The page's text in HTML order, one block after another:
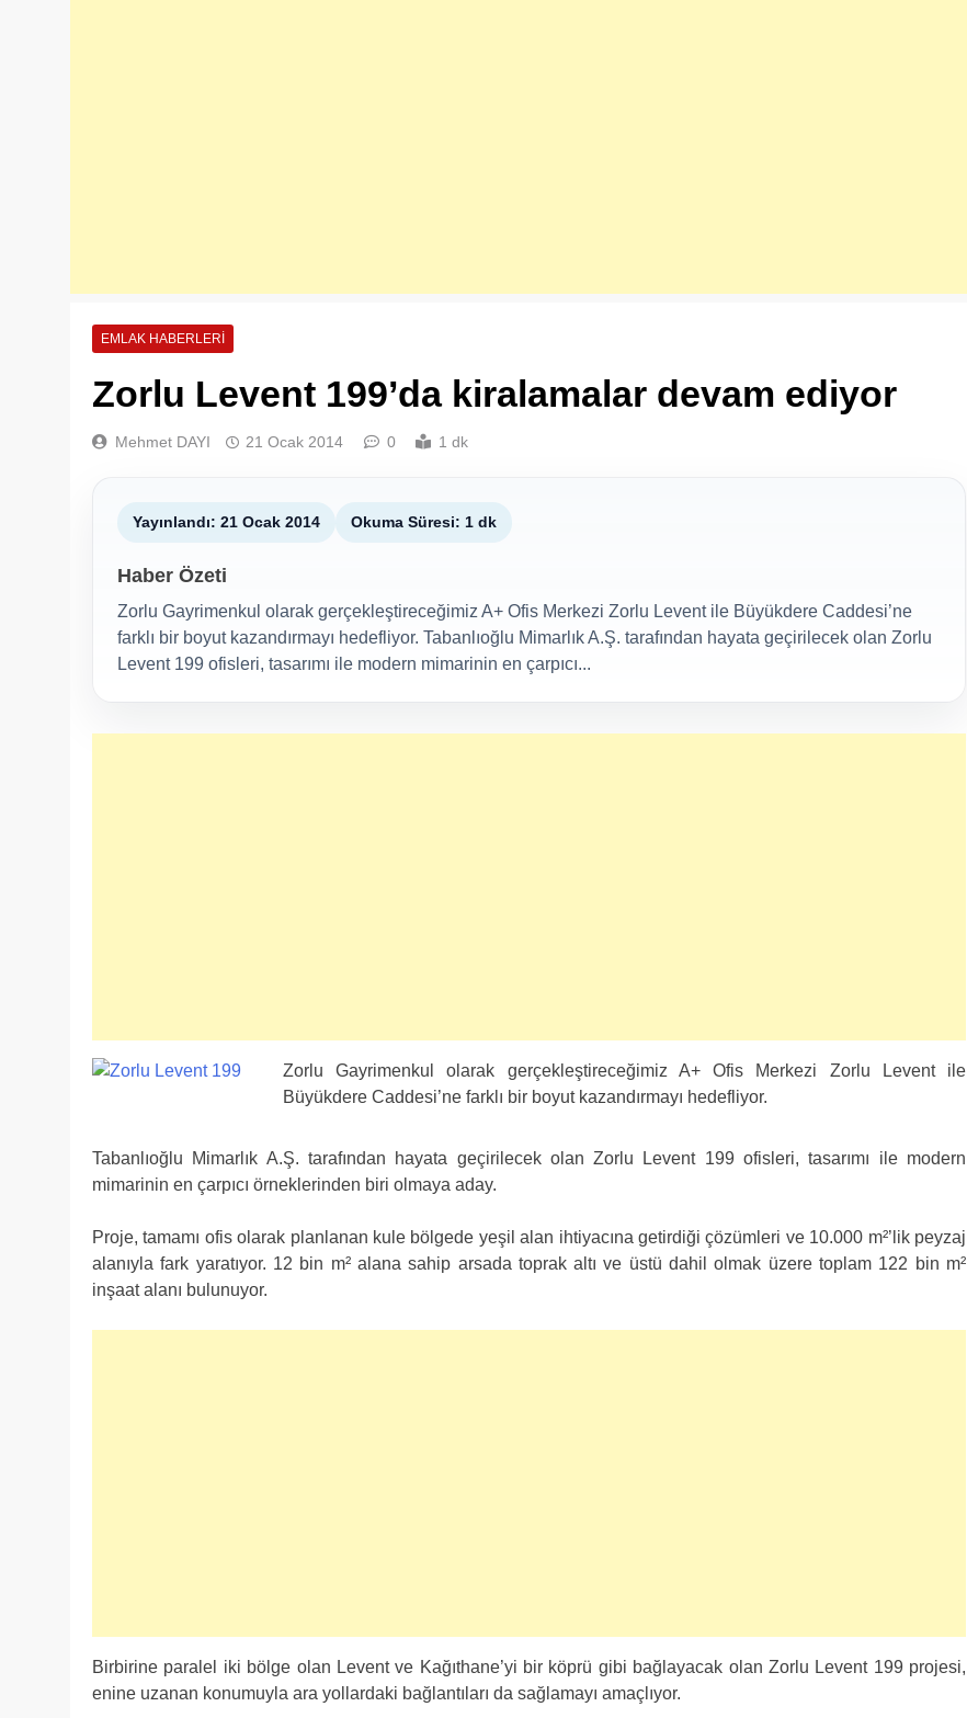
EMLAK HABERLERI
Zorlu Levent 199’da kiralamalar devam ediyor
Mehmet DAYI 21 Ocak 2014 0 1 dk
Yayınlandı: 21 Ocak 2014 Okuma Süresi: 1 dk
Haber Özeti
Zorlu Gayrimenkul olarak gerçekleştireceğimiz A+ Ofis Merkezi Zorlu Levent ile Büyükdere Caddesi’ne
farklı bir boyut kazandırmayı hedefliyor. Tabanlıoğlu Mimarlık A.Ş. tarafından hayata geçirilecek olan Zorlu
Levent 199 ofisleri, tasarımı ile modern mimarinin en çarpıcı...
Zorlu Gayrimenkul olarak gerçekleştireceğimiz A+ Ofis Merkezi Zorlu Levent ile
Büyükdere Caddesi’ne farklı bir boyut kazandırmayı hedefliyor.
Tabanlıoğlu Mimarlık A.Ş. tarafından hayata geçirilecek olan Zorlu Levent 199 ofisleri, tasarımı ile modern
mimarinin en çarpıcı örneklerinden biri olmaya aday.
Proje, tamamı ofis olarak planlanan kule bölgede yeşil alan ihtiyacına getirdiği çözümleri ve 10.000 m²’lik peyzaj
alanıyla fark yaratıyor. 12 bin m² alana sahip arsada toprak altı ve üstü dahil olmak üzere toplam 122 bin m²
inşaat alanı bulunuyor.
Birbirine paralel iki bölge olan Levent ve Kağıthane’yi bir köprü gibi bağlayacak olan Zorlu Levent 199 projesi,
enine uzanan konumuyla ara yollardaki bağlantıları da sağlamayı amaçlıyor.